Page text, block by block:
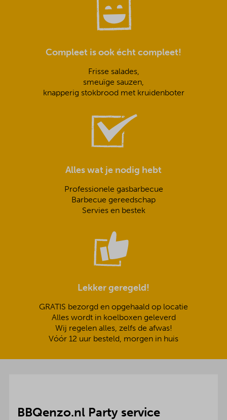
Compleet is ook écht compleet!
Frisse salades,
smeuïge sauzen,
knapperig stokbrood met kruidenboter
Alles wat je nodig hebt
Professionele gasbarbecue
Barbecue gereedschap
Servies en bestek
Lekker geregeld!
GRATIS bezorgd en opgehaald op locatie
Alles wordt in koelboxen geleverd
Wij regelen alles, zelfs de afwas!
Vóór 12 uur besteld, morgen in huis
BBQenzo.nl Party service